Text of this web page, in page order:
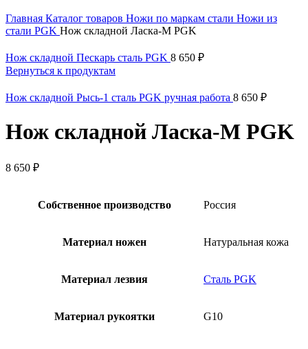
Главная Каталог товаров Ножи по маркам стали Ножи из
стали PGK Нож складной Ласка-М PGK
Нож складной Пескарь сталь PGK 8 650 ₽
Вернуться к продуктам
Нож складной Рысь-1 сталь PGK ручная работа 8 650 ₽
Нож складной Ласка-М PGK
8 650 ₽
Собственное производство Россия
Материал ножен Натуральная кожа
Материал лезвия Сталь PGK
Материал рукоятки G10